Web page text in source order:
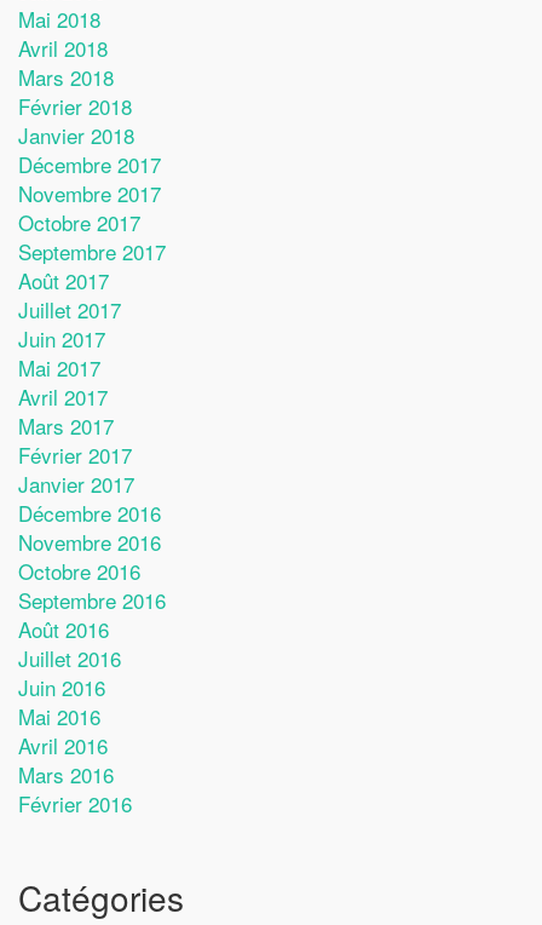
Mai 2018
Avril 2018
Mars 2018
Février 2018
Janvier 2018
Décembre 2017
Novembre 2017
Octobre 2017
Septembre 2017
Août 2017
Juillet 2017
Juin 2017
Mai 2017
Avril 2017
Mars 2017
Février 2017
Janvier 2017
Décembre 2016
Novembre 2016
Octobre 2016
Septembre 2016
Août 2016
Juillet 2016
Juin 2016
Mai 2016
Avril 2016
Mars 2016
Février 2016
Catégories